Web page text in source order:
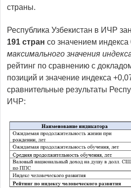
страны.
Республика Узбекистан в ИЧР
191 стран со значением индекса
максимального значения
рейтинг по сравнению с
позиций и значение индекса
сравнительные результаты
ИЧР: